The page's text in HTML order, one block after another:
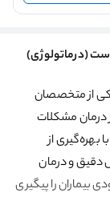
(درماتولوژی)
نظام پزشکی ۷۷۹۰۶، یکی از متخصصان
درمان مشکلات
از
دقیق و درمان
را پیگیری